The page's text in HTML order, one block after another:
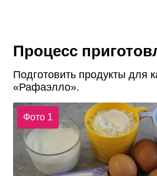
Процесс
Подготовить продукты для
«Рафаэлло».
Фото 1